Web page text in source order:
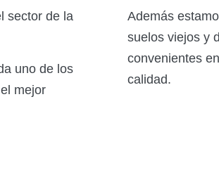
sector de la
uno de los
mejor
Además
suelos viejos y
convenientes
calidad.